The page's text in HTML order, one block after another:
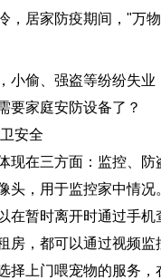
，居家防疫期间，"万
偷、强盗等纷纷失业
要家庭安防设备了？
安全
在三方面：监控、防
，用于监控家中情况
在暂时离开时通过手
房，都可以通过视频
择上门喂宠物的服务